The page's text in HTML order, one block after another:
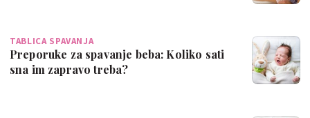
TABLICA SPAVANJA
Preporuke za spavanje beba: Koliko sati
sna im zapravo treba?